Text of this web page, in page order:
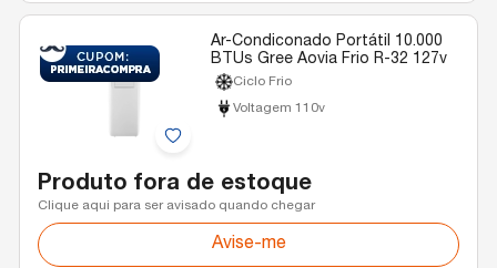
Ar-Condiconado Portátil 10.000
BTUs Gree Aovia Frio R-32 127v
Ciclo Frio
Voltagem 110v
Produto fora de estoque
Clique aqui para ser avisado quando chegar
Avise-me